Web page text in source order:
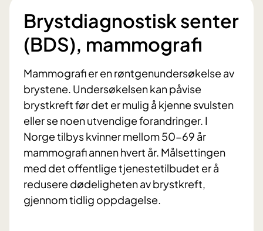
Brystdiagnostisk senter
(BDS), mammografi
Mammografi er en røntgenundersøkelse av
brystene. Undersøkelsen kan påvise
brystkreft før det er mulig å kjenne svulsten
eller se noen utvendige forandringer. I
Norge tilbys kvinner mellom 50-69 år
mammografi annen hvert år. Målsettingen
med det offentlige tjenestetilbudet er å
redusere dødeligheten av brystkreft,
gjennom tidlig oppdagelse.